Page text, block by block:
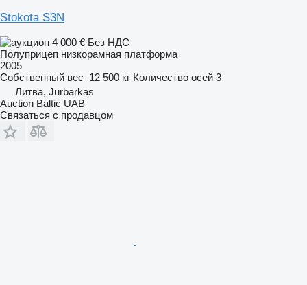
Stokota S3N
4 000 € Без НДС
Полуприцеп низкорамная платформа
2005
Собственный вес 12 500 кг Количество осей 3
Литва, Jurbarkas
Auction Baltic UAB
Связаться с продавцом